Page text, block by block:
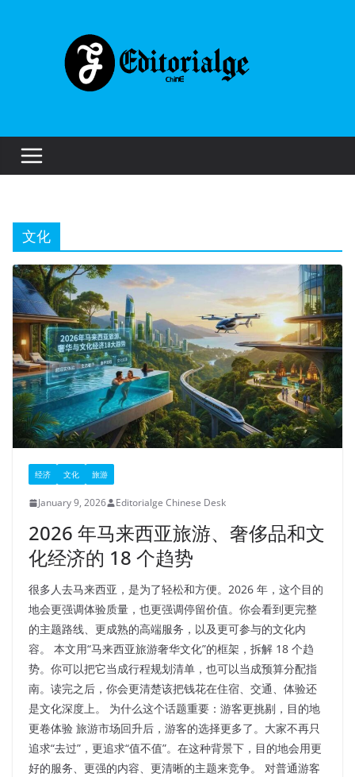
文化
经济 文化 旅游
January 9, 2026 Editorialge Chinese Desk
2026 年马来西亚旅游、奢侈品和文
化经济的 18 个趋势
很多人去马来西亚，是为了轻松和方便。2026 年，这个目的
地会更强调体验质量，也更强调停留价值。你会看到更完整
的主题路线、更成熟的高端服务，以及更可参与的文化内
容。 本文用“马来西亚旅游奢华文化”的框架，拆解 18 个趋
势。你可以把它当成行程规划清单，也可以当成预算分配指
南。读完之后，你会更清楚该把钱花在住宿、交通、体验还
是文化深度上。 为什么这个话题重要：游客更挑剔，目的地
更卷体验 旅游市场回升后，游客的选择更多了。大家不再只
追求“去过”，更追求“值不值”。在这种背景下，目的地会用更
好的服务、更强的内容、更清晰的主题来竞争。 对普通游客